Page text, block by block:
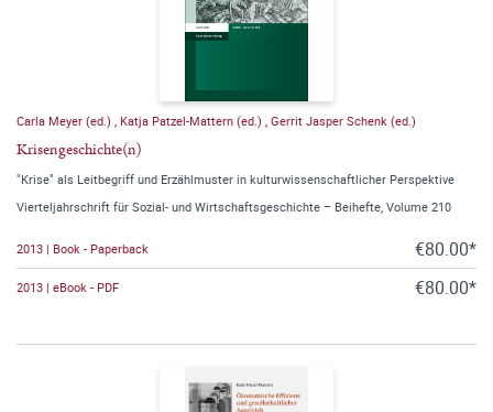
Carla Meyer (ed.) Katja Patzel-Mattern (ed.) Gerrit Jasper Schenk (ed.)
Krisengeschichte(n)
"Krise" als Leitbegriff und Erzählmuster in kulturwissenschaftlicher Perspektive
Vierteljahrschrift für Sozial- und Wirtschaftsgeschichte – Beihefte, Volume 210
2013 | Book - Paperback €80.00*
2013 | eBook - PDF €80.00*